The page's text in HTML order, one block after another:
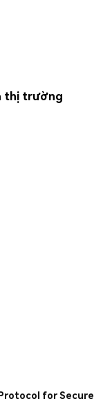
thị trường
for Secure